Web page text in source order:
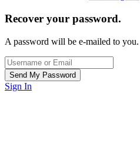
Recover your password.
A password will be e-mailed to you.
Sign In